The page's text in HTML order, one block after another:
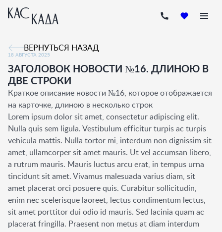
ВЕРНУТЬСЯ НАЗАД
18 АВГУСТА 2025
ЗАГОЛОВОК НОВОСТИ №16. ДЛИНОЮ В
ДВЕ СТРОКИ
Краткое описание новости №16, которое отображается
на карточке, длиною в несколько строк
Lorem ipsum dolor sit amet, consectetur adipiscing elit.
Nulla quis sem ligula. Vestibulum efficitur turpis ac turpis
vehicula mattis. Nulla tortor mi, interdum non dignissim sit
amet, ullamcorper sit amet mauris. Ut vel accumsan libero,
a rutrum mauris. Mauris luctus arcu erat, in tempus urna
tincidunt sit amet. Vivamus malesuada varius diam, sit
amet placerat orci posuere quis. Curabitur sollicitudin,
enim nec scelerisque laoreet, lectus condimentum lectus,
sit amet porttitor dui odio id mauris. Sed lacinia quam ac
placerat fringilla. Praesent non metus at diam interdum